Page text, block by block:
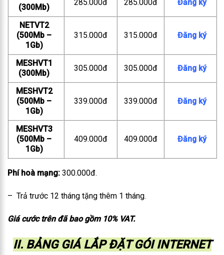
(300Mb)
285.000đ 285.000đ Đăng ký
NETVT2
(500Mb –
1Gb)
315.000đ 315.000đ Đăng ký
MESHVT1
(300Mb)
305.000đ 305.000đ Đăng ký
MESHVT2
(500Mb –
1Gb)
339.000đ 339.000đ Đăng ký
MESHVT3
(500Mb –
1Gb)
409.000đ 409.000đ Đăng ký
Phí hoà mạng: 300.000đ.
– Trả trước 12 tháng tặng thêm 1 tháng.
Giá cước trên đã bao gồm 10% VAT.
II. BẢNG GIÁ LẮP ĐẶT GÓI INTERNET